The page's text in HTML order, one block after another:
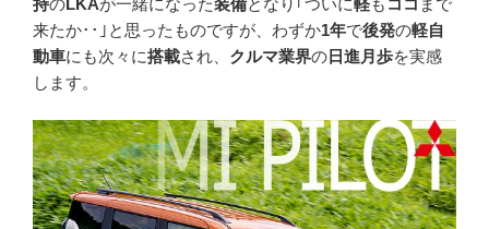
来たか･･｣と思ったものですが、わずか1年で後発の軽自
動車にも次々に搭載され、 クルマ業界の 日進月歩を実感
します。